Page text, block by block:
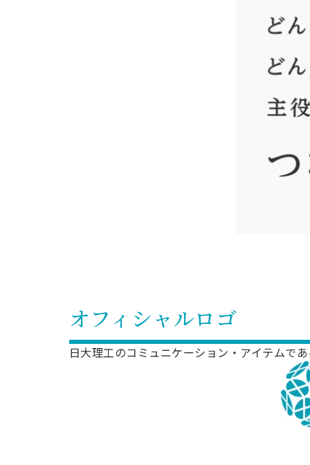
オフィシャルロゴ
日大理工のコミュニケーション・アイテムで